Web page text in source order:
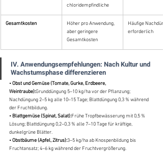
chloridempfindliche
Gesamtkosten
Höher pro Anwendung,
aber geringere
Gesamtkosten
Häufige
erforderlich
IV. Anwendungsempfehlungen: Nach Kultur und
Wachstumsphase differenzieren
• Obst und Gemüse (Tomate, Gurke, Erdbeere,
Weintraube):Grunddüngung 5–10 kg/ha vor der Pflanzung;
Nachdüngung 2–5 kg alle 10–15 Tage; Blattdüngung 0,3 % während
der Fruchtbildung.
• Blattgemüse (Spinat, Salat):Frühe Tropfbewässerung mit 0,5 %
Lösung; Blattdüngung 0,2–0,3 % alle 7–10 Tage für kräftige,
dunkelgrüne Blätter.
• Obstbäume (Apfel, Zitrus):3–5 kg/ha ab Knospenbildung bis
Fruchtansatz; 4–6 kg während der Fruchtvergrößerung.